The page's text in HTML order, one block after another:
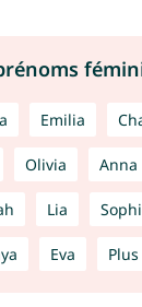
Emilia
Olivia Anna
Lia
Eva